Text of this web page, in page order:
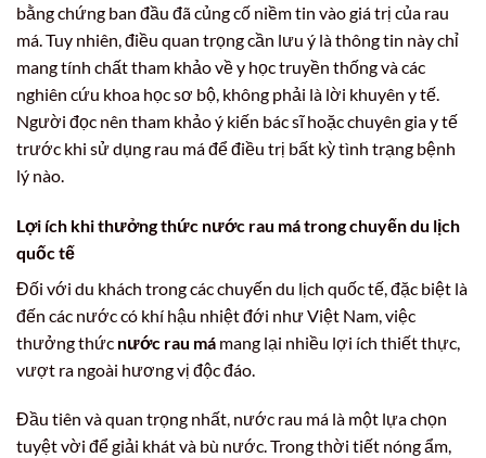
bằng chứng ban đầu đã củng cố niềm tin vào giá trị của rau
má. Tuy nhiên, điều quan trọng cần lưu ý là thông tin này chỉ
mang tính chất tham khảo về y học truyền thống và các
nghiên cứu khoa học sơ bộ, không phải là lời khuyên y tế.
Người đọc nên tham khảo ý kiến bác sĩ hoặc chuyên gia y tế
trước khi sử dụng rau má để điều trị bất kỳ tình trạng bệnh
lý nào.
Lợi ích khi thưởng thức nước rau má trong chuyến du lịch
quốc tế
Đối với du khách trong các chuyến du lịch quốc tế, đặc biệt là
đến các nước có khí hậu nhiệt đới như Việt Nam, việc
thưởng thức nước rau má mang lại nhiều lợi ích thiết thực,
vượt ra ngoài hương vị độc đáo.
Đầu tiên và quan trọng nhất, nước rau má là một lựa chọn
tuyệt vời để giải khát và bù nước. Trong thời tiết nóng ẩm,